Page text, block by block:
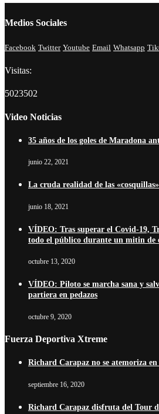
Medios Sociales
Facebook Twitter Youtube Email Whatsapp
Visitas:
5023502
Video Noticias
35 años de los goles de Maradona
junio 22, 2021
La cruda realidad de las
junio 18, 2021
VÍDEO: Tras superar el Covid-19,
todo el público durante un mitin de
octubre 13, 2020
VÍDEO: Piloto se marcha sana y
partiera en pedazos
octubre 9, 2020
Fuerza Deportiva Xtreme
Richard Carapaz no se atemoriza
septiembre 16, 2020
Richard Carapaz disfruta del Tour